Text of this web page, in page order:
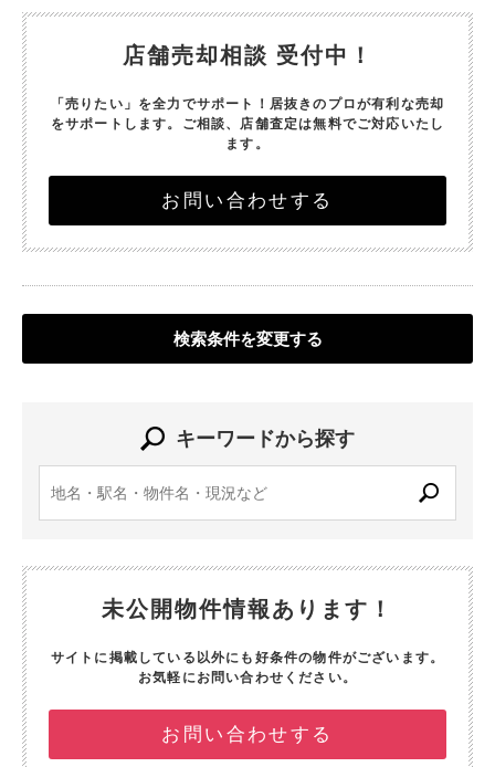
店舗売却相談 受付中！
「売りたい」を全力でサポート！ 居抜きのプロが有利な売却
をサポートします。 ご相談、店舗査定は無料でご対応いたし
ます。
お問い合わせする
検索条件を変更する
キーワードから探す
未公開物件情報あります！
サイトに掲載している以外にも好条件の物件がございます。
お気軽にお問い合わせください。
お問い合わせする